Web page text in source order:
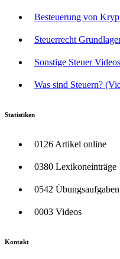
Besteuerung von
Steuerrecht
Sonstige Steuer Videos
Was sind Steuern?
Statistiken
0126 Artikel online
0380 Lexikoneinträge
0542 Übungsaufgaben
0003 Videos
Kontakt